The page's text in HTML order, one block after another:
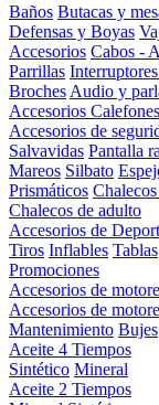
Baños Butacas y
Defensas y Boyas
Accesorios Cabos -
Parrillas
Broches Audio y
Accesorios Calefones
Accesorios de
Salvavidas Pantalla
Mareos Silbato
Prismáticos
Chalecos de adulto
Accesorios de
Tiros Inflables Tablas
Promociones
Accesorios de
Accesorios de
Mantenimiento Bujes
Aceite 4 Tiempos
Sintético Mineral
Aceite 2 Tiempos